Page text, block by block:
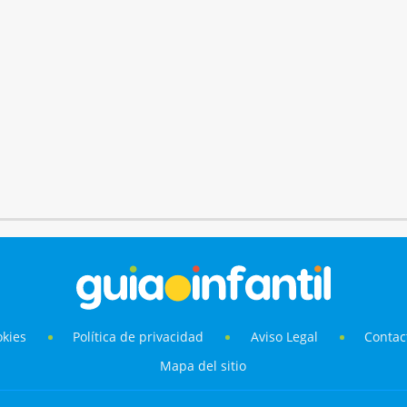
Política de privacidad Aviso Legal
Mapa del sitio